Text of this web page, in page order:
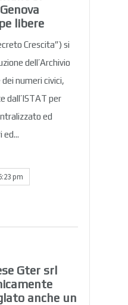
libere
Crescita”) si
dell’Archivio
numeri civici,
dall’ISTAT per
ed
ed...
pm
Gter srl
anche un